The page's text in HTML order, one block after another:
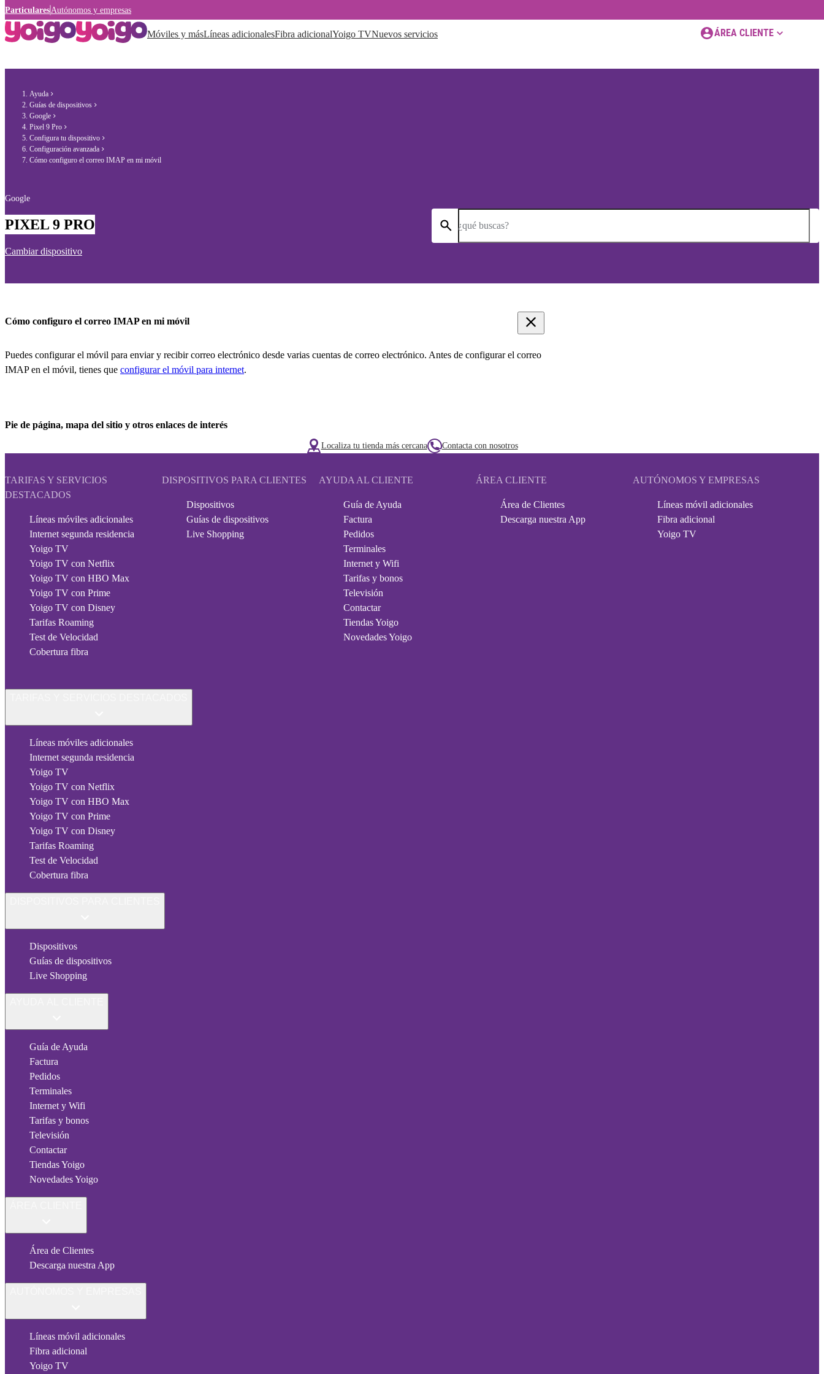
Particulares Autónomos y empresas
Móviles y másLíneas adicionalesFibra adicionalYoigo TVNuevos servicios ÁREA CLIENTE
Ayuda
Guías de dispositivos
Google
Pixel 9 Pro
Configura tu dispositivo
Configuración avanzada
Cómo configuro el correo IMAP en mi móvil
Google
PIXEL 9 PRO
Cambiar dispositivo
¿qué buscas?
Cómo configuro el correo IMAP en mi móvil
Puedes configurar el móvil para enviar y recibir correo electrónico desde varias cuentas de correo electrónico. Antes de configurar el correo
IMAP en el móvil, tienes que configurar el móvil para internet.
Pie de página, mapa del sitio y otros enlaces de interés
Localiza tu tienda más cercana Contacta con nosotros
TARIFAS Y SERVICIOS
DESTACADOS
Líneas móviles adicionales
Internet segunda residencia
Yoigo TV
Yoigo TV con Netflix
Yoigo TV con HBO Max
Yoigo TV con Prime
Yoigo TV con Disney
Tarifas Roaming
Test de Velocidad
Cobertura fibra
DISPOSITIVOS PARA CLIENTES
Dispositivos
Guías de dispositivos
Live Shopping
AYUDA AL CLIENTE
Guía de Ayuda
Factura
Pedidos
Terminales
Internet y Wifi
Tarifas y bonos
Televisión
Contactar
Tiendas Yoigo
Novedades Yoigo
ÁREA CLIENTE
Área de Clientes
Descarga nuestra App
AUTÓNOMOS Y EMPRESAS
Líneas móvil adicionales
Fibra adicional
Yoigo TV
Líneas móviles adicionales
Internet segunda residencia
Yoigo TV
Yoigo TV con Netflix
Yoigo TV con HBO Max
Yoigo TV con Prime
Yoigo TV con Disney
Tarifas Roaming
Test de Velocidad
Cobertura fibra
Dispositivos
Guías de dispositivos
Live Shopping
Guía de Ayuda
Factura
Pedidos
Terminales
Internet y Wifi
Tarifas y bonos
Televisión
Contactar
Tiendas Yoigo
Novedades Yoigo
Área de Clientes
Descarga nuestra App
Líneas móvil adicionales
Fibra adicional
Yoigo TV